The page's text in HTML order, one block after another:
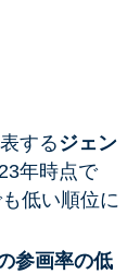
する ジェン
年時点で
低い順位に
参画率の低